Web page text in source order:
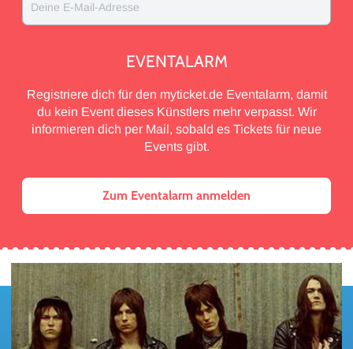
Deine E-Mail-Adresse
EVENTALARM
Registriere dich für den myticket.de Eventalarm, damit
du kein Event dieses Künstlers mehr verpasst. Wir
informieren dich per Mail, sobald es Tickets für neue
Events gibt.
Zum Eventalarm anmelden